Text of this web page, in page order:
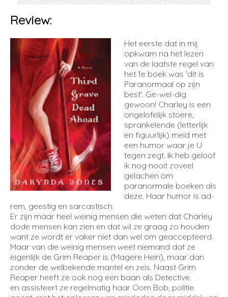
Review:
Het eerste dat in mij
opkwam na het lezen
van de laatste regel van
het 1e boek was 'dit is
Paranormaal op zijn
best'. Ge-wel-dig
gewoon! Charley is een
ongelofelijk stoere,
sprankelende (letterlijk
en figuurlijk) meid met
een humor waar je U
tegen zegt. Ik heb geloof
ik nog nooit zoveel
gelachen om
paranormale boeken als
deze. Haar humor is ad-
rem, geestig en sarcastisch.
Er zijn maar heel weinig mensen die weten dat Charley
dode mensen kan zien en dat wil ze graag zo houden
want ze wordt er vaker niet dan wel om geaccepteerd.
Maar van die weinig mensen weet niemand dat ze
eigenlijk de Grim Reaper is (Magere Hein), maar dan
zonder de welbekende mantel en zeis. Naast Grim
Reaper heeft ze ook nog een baan als Detective
en assisteert ze regelmatig haar Oom Bob, politie